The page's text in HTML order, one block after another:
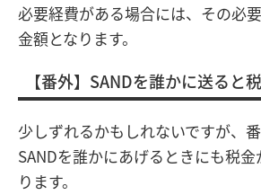
必要経費がある場合には、その必
金額となります。
【番外】SANDを誰かに送ると
少しずれるかもしれないですが、
SANDを誰かにあげるときにも税
ります。